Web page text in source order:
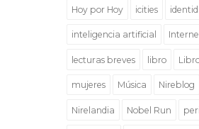
Hoy por Hoy icities
inteligencia artificial
lecturas breves libro
mujeres Música Nireblog
Nirelandia Nobel Run